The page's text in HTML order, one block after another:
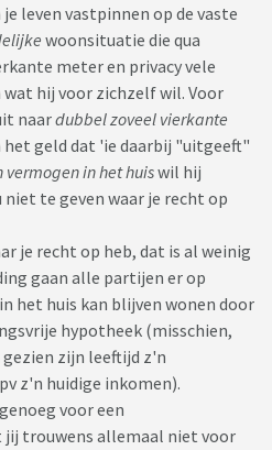
leven vastpinnen op de vaste
woonsituatie die qua
meter en privacy vele
hij voor zichzelf wil. Voor
naardubbel zoveel vierkante
het geld dat 'ie daarbij "uitgeeft"
in het huiswil hij
te geven waar je recht op
je recht op heb, dat is al weinig
gaan alle partijen er op
het huis kan blijven wonen door
hypotheek (misschien,
zijn leeftijd z'n
z'n huidige inkomen).
voor een
trouwens allemaal niet voor